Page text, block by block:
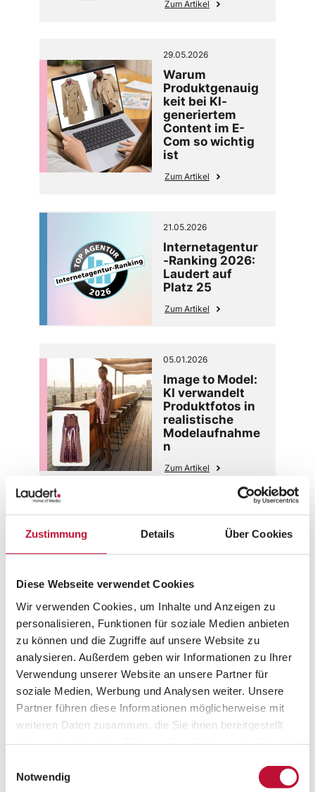
Zustimmung Details Über Cookies
Diese Webseite verwendet Cookies
Wir verwenden Cookies, um Inhalte und Anzeigen zu
personalisieren, Funktionen für soziale Medien anbieten
zu können und die Zugriffe auf unsere Website zu
analysieren. Außerdem geben wir Informationen zu Ihrer
Verwendung unserer Website an unsere Partner für
soziale Medien, Werbung und Analysen weiter. Unsere
Partner führen diese Informationen möglicherweise mit
weiteren Daten zusammen, die Sie ihnen bereitgestellt
Datenschutzerklärung
Notwendig
Zum Artikel
29.05.2026
Warum
Produktgenauig
keit bei KI-
generiertem
Content im E-
Com so wichtig
ist
Zum Artikel
21.05.2026
Internetagentur
-Ranking 2026:
Laudert auf
Platz 25
Zum Artikel
05.01.2026
Image to Model:
KI verwandelt
Produktfotos in
realistische
Modelaufnahme
n
Zum Artikel
16.12.2025
Visual Boost:
Mit KI zu ganz
Bildwelten in
der
Produktfotograf
ie
Zum Artikel
20.11.2025
Wie KI Models
die